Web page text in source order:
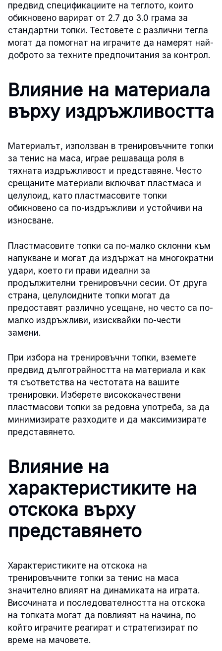
предвид спецификациите на теглото, които
обикновено варират от 2.7 до 3.0 грама за
стандартни топки. Тестовете с различни тегла
могат да помогнат на играчите да намерят най-
доброто за техните предпочитания за контрол.
Влияние на материала
върху издръжливостта
Материалът, използван в тренировъчните топки
за тенис на маса, играе решаваща роля в
тяхната издръжливост и представяне. Често
срещаните материали включват пластмаса и
целулоид, като пластмасовите топки
обикновено са по-издръжливи и устойчиви на
износване.
Пластмасовите топки са по-малко склонни към
напукване и могат да издържат на многократни
удари, което ги прави идеални за
продължителни тренировъчни сесии. От друга
страна, целулоидните топки могат да
предоставят различно усещане, но често са по-
малко издръжливи, изисквайки по-чести
замени.
При избора на тренировъчни топки, вземете
предвид дълготрайността на материала и как
тя съответства на честотата на вашите
тренировки. Изберете висококачествени
пластмасови топки за редовна употреба, за да
минимизирате разходите и да максимизирате
представянето.
Влияние на
характеристиките на
отскока върху
представянето
Характеристиките на отскока на
тренировъчните топки за тенис на маса
значително влияят на динамиката на играта.
Височината и последователността на отскока
на топката могат да повлияят на начина, по
който играчите реагират и стратегизират по
време на мачовете.